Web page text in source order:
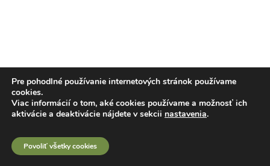
Pre pohodlné používanie internetových stránok používame
cookies.
Viac informácií o tom, aké cookies používame a možnosť ich
aktivácie a deaktivácie nájdete v sekcii nastavenia.
Povoliť všetky cookies